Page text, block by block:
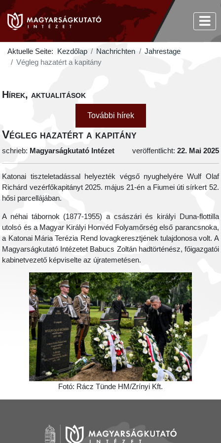
Aktuelle Seite: Kezdőlap Nachrichten
Jahrestage
Végleg hazatért a kapitány
Hírek, aktualitások
További hírek
Végleg hazatért a kapitány
schrieb: Magyarságkutató Intézet veröffentlicht: 22. Mai 2025
Katonai tiszteletadással helyezték végső nyughelyére Wulf Olaf
Richárd vezérfőkapitányt 2025. május 21-én a Fiumei úti sírkert 52.
hősi parcellájában.
A néhai tábornok (1877-1955) a császári és királyi Duna-flottilla
utolsó és a Magyar Királyi Honvéd Folyamőrség első parancsnoka,
a Katonai Mária Terézia Rend lovagkeresztjének tulajdonosa volt. A
Magyarságkutató Intézetet Babucs Zoltán hadtörténész, főigazgatói
kabinetvezető képviselte az újratemetésen.
Fotó: Rácz Tünde HM/Zrínyi Kft.